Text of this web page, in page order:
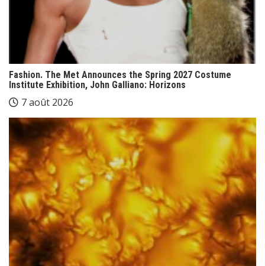
Fashion. The Met Announces the Spring 2027 Costume
Institute Exhibition, John Galliano: Horizons
7 août 2026